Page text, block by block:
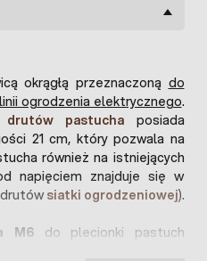
okrągłą przeznaczoną do
ogrodzenia elektrycznego.
pastucha posiada
21 cm, który pozwala na
również na istniejących
napięciem znajduje się w
siatki ogrodzeniowej).
M6 do plecionki pastuch